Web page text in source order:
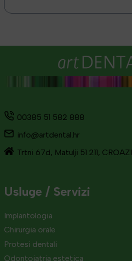
00385 51 582 888
info@artdental.hr
Trtni 67d, Matulji 51 211,
Usluge / Servizi
Implantologia
Chirurgia orale
Protesi dentali
Odontoiatria estetica